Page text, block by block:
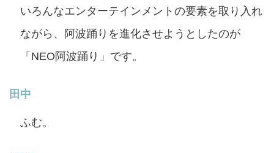
いろんなエンターテインメントの要素を取り入れ
ながら、阿波踊りを進化させようとしたのが
「NEO阿波踊り」です。
田中
ふむ。